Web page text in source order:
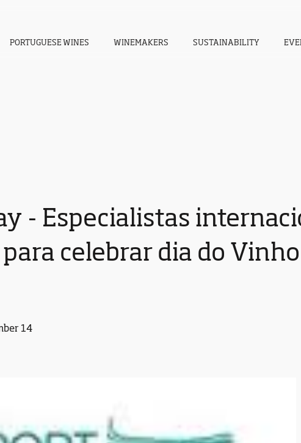
- Especialistas
celebrar dia do
14
PORTUGUESE WINES WINEMAKERS SUSTAINABILITY